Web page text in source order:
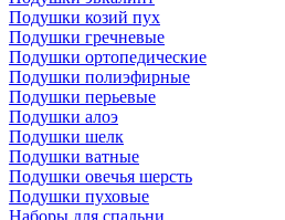
Подушки козий пух
Подушки гречневые
Подушки ортопедические
Подушки полиэфирные
Подушки перьевые
Подушки алоэ
Подушки шелк
Подушки ватные
Подушки овечья шерсть
Подушки пуховые
Наборы для спальни